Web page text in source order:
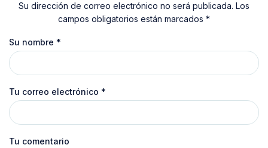
Su dirección de correo electrónico no será publicada. Los
campos obligatorios están marcados *
Su nombre *
Tu correo electrónico *
Tu comentario